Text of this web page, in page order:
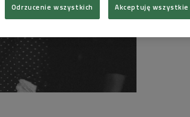
Odrzucenie wszystkich Akceptuję wszystkie